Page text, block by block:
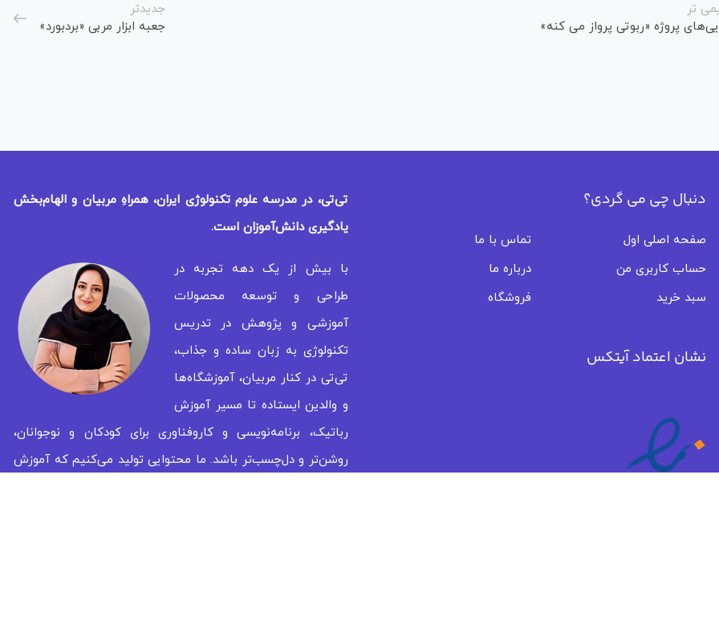
تر
پروژه «ربوتی پرواز می کنه»
جدیدتر
جعبه ابزار مربی «بردبورد»
دنبال چی می گردی؟
صفحه اصلی اول
تماس با ما
حساب کاربری من
درباره ما
سبد خرید
فروشگاه
نشان اعتماد آیتکس
تی‌تی، در مدرسه علوم تکنولوژی ایران، همراهِ مربیان و الهام‌بخش
یادگیریدانش‌آموزان است.
با بیش از یک دهه تجربه در
طراحی و توسعه محصولات
آموزشی و پژوهش در تدریس
تکنولوژی به زبان ساده و جذاب،
تی‌تی در کنار مربیان، آموزشگاه‌ها
و والدین ایستاده تا مسیر آموزش
رباتیک، برنامه‌نویسی و کاروفناوری برای کودکان و نوجوانان،
روشن‌تر و دل‌چسب‌تر باشد. ما محتوایی تولید می‌کنیم که آموزش